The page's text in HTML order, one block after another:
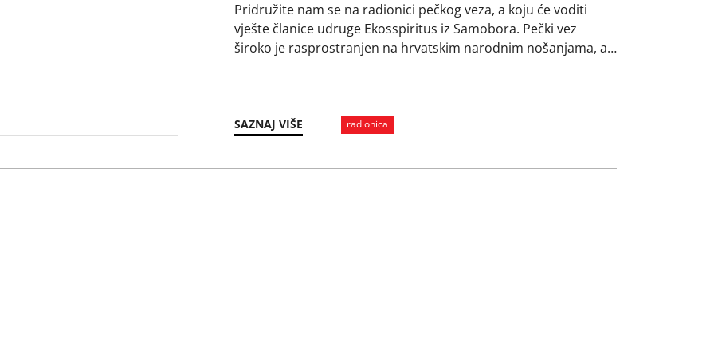
Pridružite nam se na radionici pečkog veza, a koju će voditi
vješte članice udruge Ekosspiritus iz Samobora. Pečki vez
široko je rasprostranjen na hrvatskim narodnim nošanjama, a
SAZNAJ VIŠE radionica